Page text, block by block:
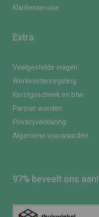
Klantenservice
Extra
Veelgestelde vragen
Werkkostenregeling
Kerstgeschenk en btw
Partner worden
Privacyverklaring
Algemene voorwaarden
97% beveelt ons aan!